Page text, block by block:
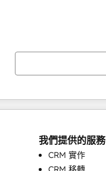
我們提供的服務
CRM 實作